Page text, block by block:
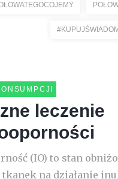
leczenie
(IO) to stan
na działanie